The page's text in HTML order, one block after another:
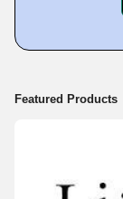
Featured Products